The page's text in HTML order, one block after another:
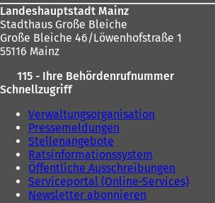
Landeshauptstadt Mainz
Stadthaus Große Bleiche
Große Bleiche 46/Löwenhofstraße 1
55116 Mainz
115 - Ihre Behördenrufnummer
Schnellzugriff
Verwaltungsorganisation
Pressemeldungen
Stellenangebote
Ratsinformationssystem
Öffentliche Ausschreibungen
Serviceportal (Online-Services)
Newsletter abonnieren